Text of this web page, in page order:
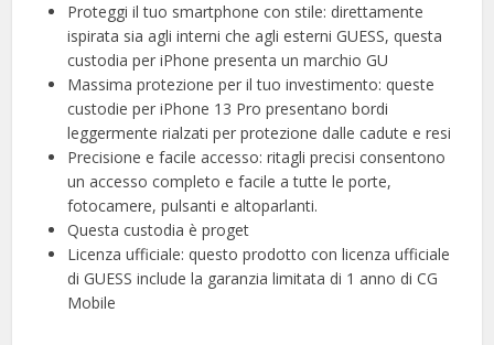
Proteggi il tuo smartphone con stile: direttamente
ispirata sia agli interni che agli esterni GUESS, questa
custodia per iPhone presenta un marchio GU
Massima protezione per il tuo investimento: queste
custodie per iPhone 13 Pro presentano bordi
leggermente rialzati per protezione dalle cadute e resi
Precisione e facile accesso: ritagli precisi consentono
un accesso completo e facile a tutte le porte,
fotocamere, pulsanti e altoparlanti.
Questa custodia è proget
Licenza ufficiale: questo prodotto con licenza ufficiale
di GUESS include la garanzia limitata di 1 anno di CG
Mobile